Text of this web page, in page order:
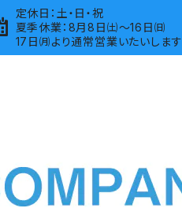
定休日：土・日・祝
夏季休業：8月8日㈯～16日㈰
17日㈪より通常営業いたいします